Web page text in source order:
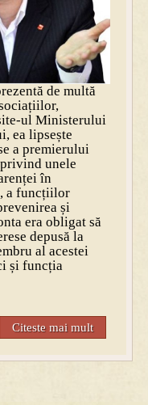
de multă
ul Ministerului
ea lipsește
a premierului
unele
în
a funcțiilor
și
era obligat să
depusă la
al acestei
și funcția
Citeste mai mult